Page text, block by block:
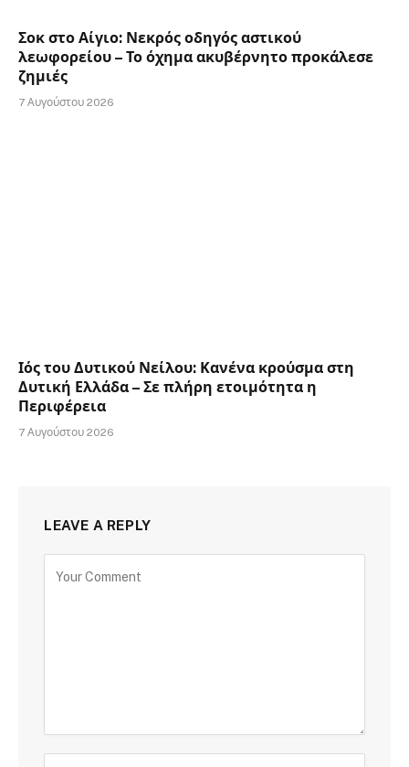
Σοκ στο Αίγιο: Νεκρός οδηγός αστικού
λεωφορείου – Το όχημα ακυβέρνητο προκάλεσε
ζημιές
7 Αυγούστου 2026
Ιός του Δυτικού Νείλου: Κανένα κρούσμα στη
Δυτική Ελλάδα – Σε πλήρη ετοιμότητα η
Περιφέρεια
7 Αυγούστου 2026
LEAVE A REPLY